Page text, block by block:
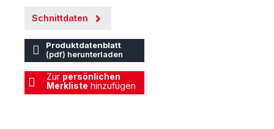
Schnittdaten
Produktdatenblatt
(pdf) herunterladen
Zur persönlichen
Merkliste hinzufügen